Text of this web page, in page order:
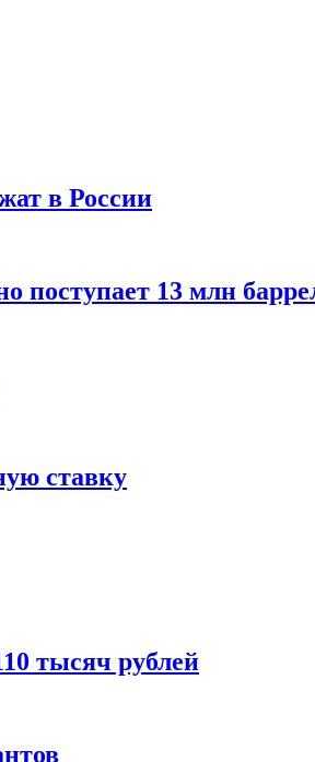
в России
поступает 13 млн
ставку
тысяч рублей